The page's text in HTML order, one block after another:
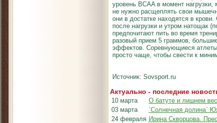
уровень BCAA в момент
не нужно расщеплять свои
они в достатке находятся в
после нагрузки и утром натощак
предпочитают пить во время
разовый прием 5 граммов,
эффектов. Соревнующиеся
просто чаще, чтобы свести к
Источник: Sovsport.ru
Актуально - последние
10 марта
О батуте и лишнем
03 марта
`Солнечная долина`
24 февраля Ирина Скворцова.